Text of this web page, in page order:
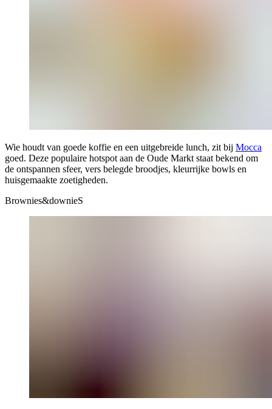
Wie houdt van goede koffie en een uitgebreide lunch, zit bij Mocca
goed. Deze populaire hotspot aan de Oude Markt staat bekend om
de ontspannen sfeer, vers belegde broodjes, kleurrijke bowls en
huisgemaakte zoetigheden.
Brownies&downieS